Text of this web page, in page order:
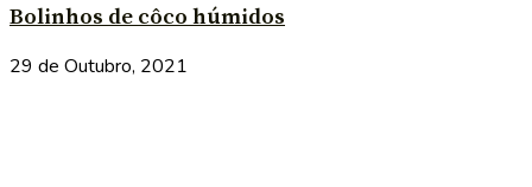
Bolinhos de côco húmidos
29 de Outubro, 2021